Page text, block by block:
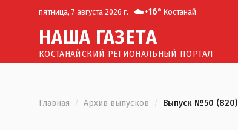
пятница, 7 августа 2026 г. ☁️+16° Костанай
НАША ГАЗЕТА
КОСТАНАЙСКИЙ РЕГИОНАЛЬНЫЙ ПОРТАЛ
Главная / Архив выпусков / Выпуск №50 (820)